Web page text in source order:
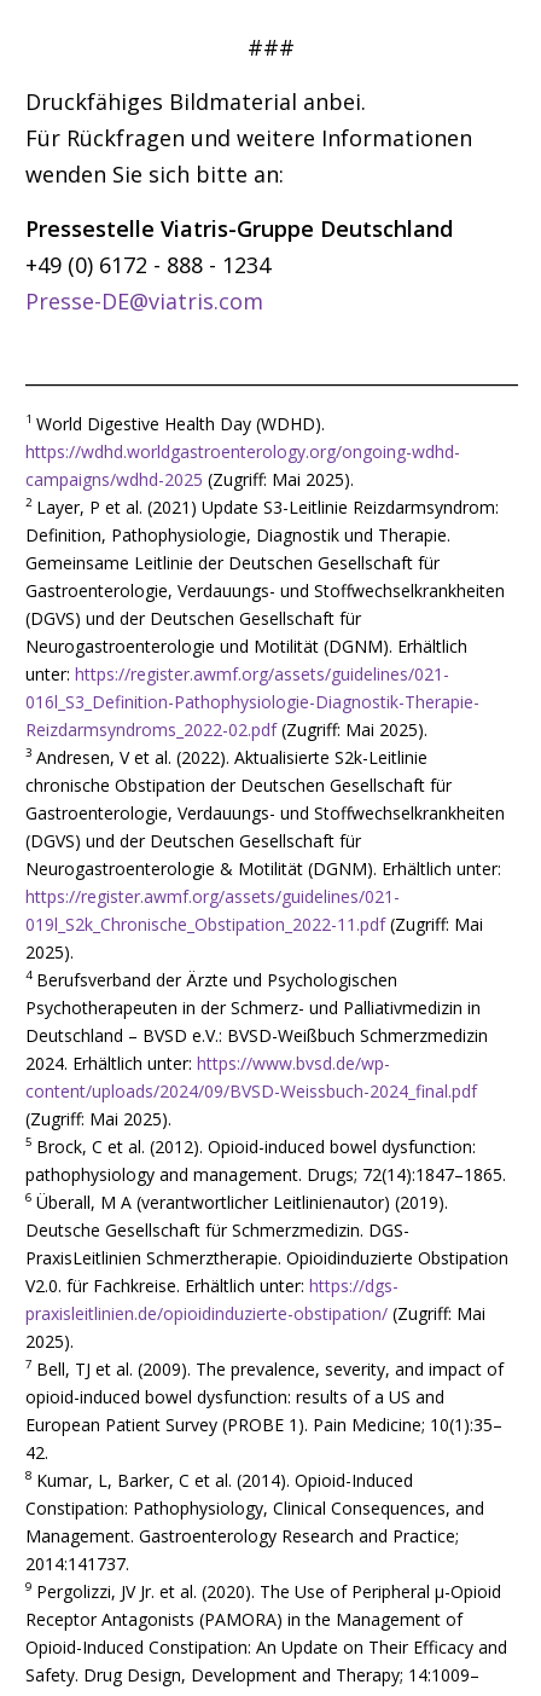
###
Druckfähiges Bildmaterial anbei.
Für Rückfragen und weitere Informationen
wenden Sie sich bitte an:
Pressestelle Viatris-Gruppe Deutschland
+49 (0) 6172 - 888 - 1234
Presse-DE@viatris.com
1 World Digestive Health Day (WDHD).
https://wdhd.worldgastroenterology.org/ongoing-wdhd-
campaigns/wdhd-2025 (Zugriff: Mai 2025).
2 Layer, P et al. (2021) Update S3-Leitlinie Reizdarmsyndrom:
Definition, Pathophysiologie, Diagnostik und Therapie.
Gemeinsame Leitlinie der Deutschen Gesellschaft für
Gastroenterologie, Verdauungs- und Stoffwechselkrankheiten
(DGVS) und der Deutschen Gesellschaft für
Neurogastroenterologie und Motilität (DGNM). Erhältlich
unter: https://register.awmf.org/assets/guidelines/021-
016l_S3_Definition-Pathophysiologie-Diagnostik-Therapie-
Reizdarmsyndroms_2022-02.pdf(Zugriff: Mai 2025).
3 Andresen, V et al. (2022). Aktualisierte S2k-Leitlinie
chronische Obstipation der Deutschen Gesellschaft für
Gastroenterologie, Verdauungs- und Stoffwechselkrankheiten
(DGVS) und der Deutschen Gesellschaft für
Neurogastroenterologie & Motilität (DGNM). Erhältlich unter:
https://register.awmf.org/assets/guidelines/021-
019l_S2k_Chronische_Obstipation_2022-11.pdf(Zugriff: Mai
2025).
4 Berufsverband der Ärzte und Psychologischen
Psychotherapeuten in der Schmerz- und Palliativmedizin in
Deutschland – BVSD e.V.: BVSD-Weißbuch Schmerzmedizin
2024. Erhältlich unter: https://www.bvsd.de/wp-
content/uploads/2024/09/BVSD-Weissbuch-2024_final.pdf
(Zugriff: Mai 2025).
5 Brock, C et al. (2012). Opioid-induced bowel dysfunction:
pathophysiology and management. Drugs; 72(14):1847–1865.
6 Überall, M A (verantwortlicher Leitlinienautor) (2019).
Deutsche Gesellschaft für Schmerzmedizin. DGS-
PraxisLeitlinien Schmerztherapie. Opioidinduzierte Obstipation
V2.0. für Fachkreise. Erhältlich unter: https://dgs-
praxisleitlinien.de/opioidinduzierte-obstipation/ (Zugriff: Mai
2025).
7 Bell, TJ et al. (2009). The prevalence, severity, and impact of
opioid-induced bowel dysfunction: results of a US and
European Patient Survey (PROBE 1). Pain Medicine; 10(1):35–
42.
8 Kumar, L, Barker, C et al. (2014). Opioid-Induced
Constipation: Pathophysiology, Clinical Consequences, and
Management. Gastroenterology Research and Practice;
2014:141737.
9 Pergolizzi, JV Jr. et al. (2020). The Use of Peripheral μ-Opioid
Receptor Antagonists (PAMORA) in the Management of
Opioid-Induced Constipation: An Update on Their Efficacy and
Safety. Drug Design, Development and Therapy; 14:1009–